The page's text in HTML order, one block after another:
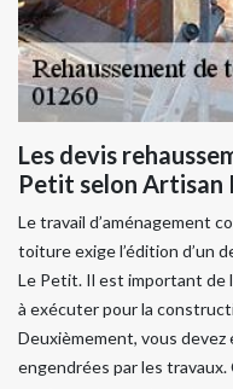
Les devis
Petit selon Artisan
Le travail d’aménagement
toiture exige l’édition d’un
Le Petit. Il est important de
à exécuter pour la
Deuxièmement, vous
engendrées par les